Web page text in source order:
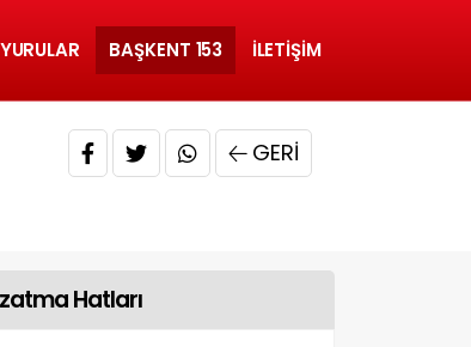
BAŞKENT 153 İLETIŞIM
GERI
Hatları